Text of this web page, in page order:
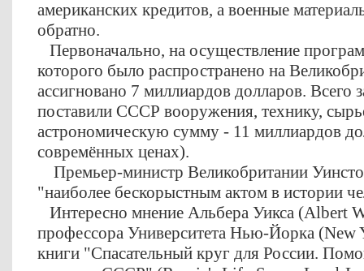
американских кредитов, а военные
обратно.
Первоначально, на осуществление
которого было распространено на
ассигновано 7 миллиардов долларов.
поставили СССР вооружения, технику,
астрономическую сумму - 11 миллиардов
совремённых ценах).
Премьер-министр Великобритании
"наиболее бескорыстным актом в истории
Интересно мнение Альбера Уикса (Albert
профессора Университета Нью-Йорка (New
книги "Спасательный круг для России.